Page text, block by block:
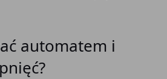
automatem i